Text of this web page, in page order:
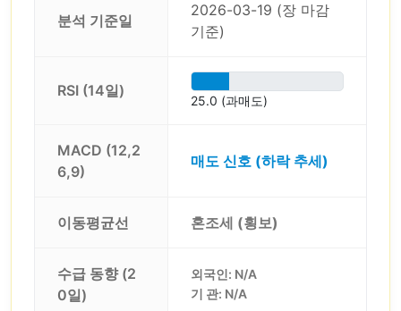
분석 기준일
2026-03-19 (장 마감
기준)
RSI (14일)
25.0 (과매도)
MACD (12,2
6,9)
매도 신호 (하락 추세)
이동평균선 혼조세 (횡보)
수급 동향 (2
0일)
외국인: N/A
기 관: N/A